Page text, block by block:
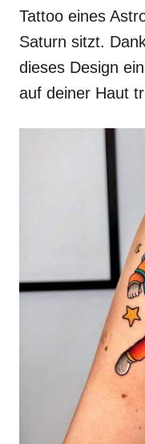
Tattoo eines
Saturn sitzt.
dieses Design
auf deiner Haut